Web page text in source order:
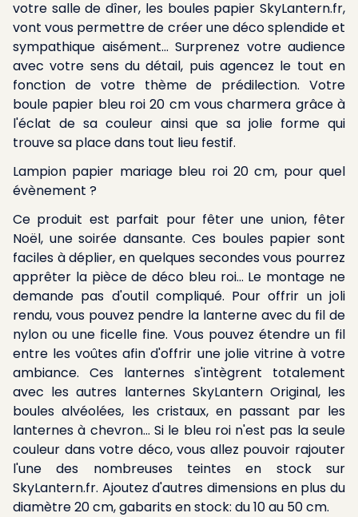
votre salle de dîner, les boules papier SkyLantern.fr,
vont vous permettre de créer une déco splendide et
sympathique aisément... Surprenez votre audience
avec votre sens du détail, puis agencez le tout en
fonction de votre thème de prédilection. Votre
boule papier bleu roi 20 cm vous charmera grâce à
l'éclat de sa couleur ainsi que sa jolie forme qui
trouve sa place dans tout lieu festif.
Lampion papier mariage bleu roi 20 cm, pour quel
évènement ?
Ce produit est parfait pour fêter une union, fêter
Noël, une soirée dansante. Ces boules papier sont
faciles à déplier, en quelques secondes vous pourrez
apprêter la pièce de déco bleu roi... Le montage ne
demande pas d'outil compliqué. Pour offrir un joli
rendu, vous pouvez pendre la lanterne avec du fil de
nylon ou une ficelle fine. Vous pouvez étendre un fil
entre les voûtes afin d'offrir une jolie vitrine à votre
ambiance. Ces lanternes s'intègrent totalement
avec les autres lanternes SkyLantern Original, les
boules alvéolées, les cristaux, en passant par les
lanternes à chevron... Si le bleu roi n'est pas la seule
couleur dans votre déco, vous allez pouvoir rajouter
l'une des nombreuses teintes en stock sur
SkyLantern.fr. Ajoutez d'autres dimensions en plus du
diamètre 20 cm, gabarits en stock: du 10 au 50 cm.